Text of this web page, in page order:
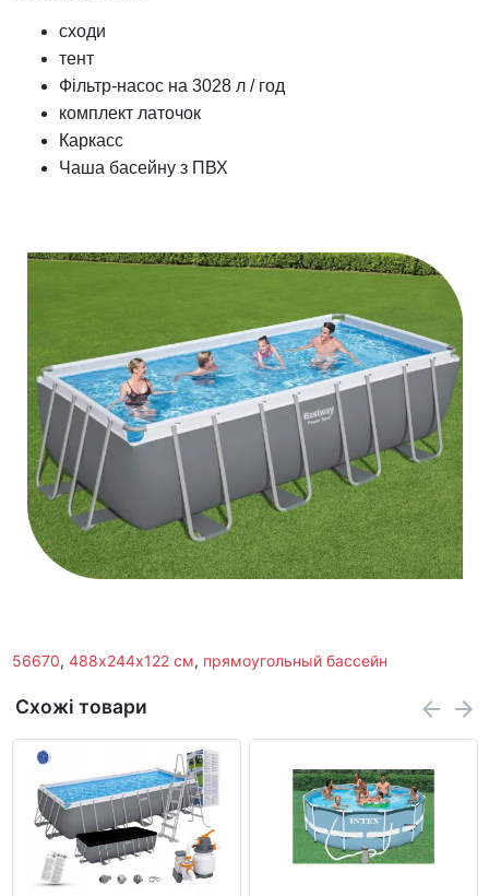
сходи
тент
Фільтр-насос на 3028 л / год
комплект латочок
Каркасс
Чаша басейну з ПВХ
56670, 488х244х122 см, прямоугольный бассейн
Схожі товари